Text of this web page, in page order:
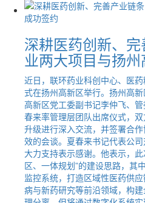
深耕医药创新、
业两大项目与扬
近日，联环药业科创中心、医
式在扬州高新区举行。扬州高
高新区党工委副书记李仲飞、
春来率管理层团队出席仪式，
升级进行深入交流，并签署合
效的会谈。夏春来书记代表公
大力支持表示感谢。他表示，
区、一体规划”的建设思路，其
监控系统，打造区域性医药供
病与新药研究等前沿领域，构